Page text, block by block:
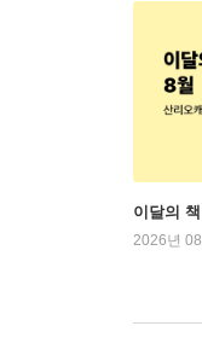
이달의
2026년